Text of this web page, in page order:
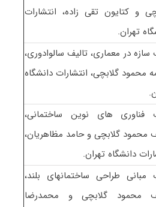
و کتایون تقی زاده، انتشارات
تهران.
سازه در معماری، تالیف سالوادوری،
محمود گلابچی، انتشارات دانشگاه
فناوری های نوین ساختمانی،
محمود گلابچی و حامد مظاهریان،
دانشگاه تهران.
مبانی طراحی ساختمانهای بلند،
محمود گلابچی و محمدرضا